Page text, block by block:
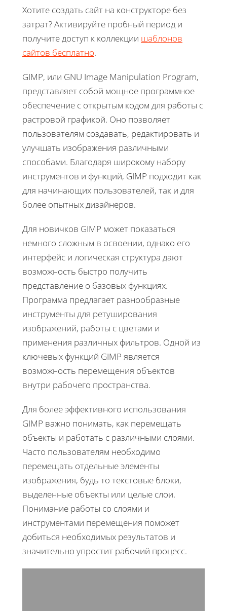
Хотите создать сайт на конструкторе без
затрат? Активируйте пробный период и
получите доступ к коллекции шаблонов
сайтов бесплатно.
GIMP, или GNU Image Manipulation Program,
представляет собой мощное программное
обеспечение с открытым кодом для работы с
растровой графикой. Оно позволяет
пользователям создавать, редактировать и
улучшать изображения различными
способами. Благодаря широкому набору
инструментов и функций, GIMP подходит как
для начинающих пользователей, так и для
более опытных дизайнеров.
Для новичков GIMP может показаться
немного сложным в освоении, однако его
интерфейс и логическая структура дают
возможность быстро получить
представление о базовых функциях.
Программа предлагает разнообразные
инструменты для ретуширования
изображений, работы с цветами и
применения различных фильтров. Одной из
ключевых функций GIMP является
возможность перемещения объектов
внутри рабочего пространства.
Для более эффективного использования
GIMP важно понимать, как перемещать
объекты и работать с различными слоями.
Часто пользователям необходимо
перемещать отдельные элементы
изображения, будь то текстовые блоки,
выделенные объекты или целые слои.
Понимание работы со слоями и
инструментами перемещения поможет
добиться необходимых результатов и
значительно упростит рабочий процесс.